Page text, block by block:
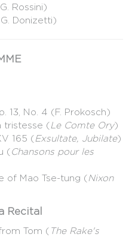
Rossini)
Donizetti)
13, No. 4 (F. Prokosch)
tristesse (Le Comte Ory)
165 (Exsultate, Jubilate)
(Chansons pour les
of Mao Tse-tung (Nixon
Recital
Tom ( The Rake's